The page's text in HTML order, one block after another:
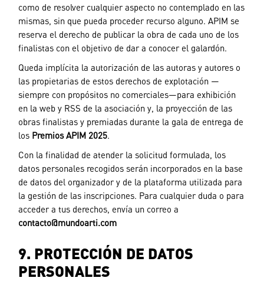
como de resolver cualquier aspecto no contemplado en las
mismas, sin que pueda proceder recurso alguno. APIM se
reserva el derecho de publicar la obra de cada uno de los
finalistas con el objetivo de dar a conocer el galardón.
Queda implícita la autorización de las autoras y autores o
las propietarias de estos derechos de explotación —
siempre con propósitos no comerciales—para exhibición
en la web y RSS de la asociación y, la proyección de las
obras finalistas y premiadas durante la gala de entrega de
los Premios APIM 2025.
Con la finalidad de atender la solicitud formulada, los
datos personales recogidos serán incorporados en la base
de datos del organizador y de la plataforma utilizada para
la gestión de las inscripciones. Para cualquier duda o para
acceder a tus derechos, envía un correo a
contacto@mundoarti.com
9. PROTECCIÓN DE DATOS
PERSONALES